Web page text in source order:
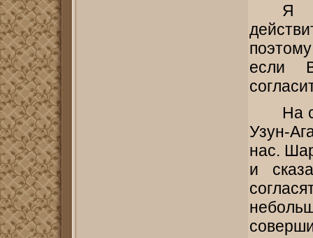
Я
если
На
Узун-
нас.
и